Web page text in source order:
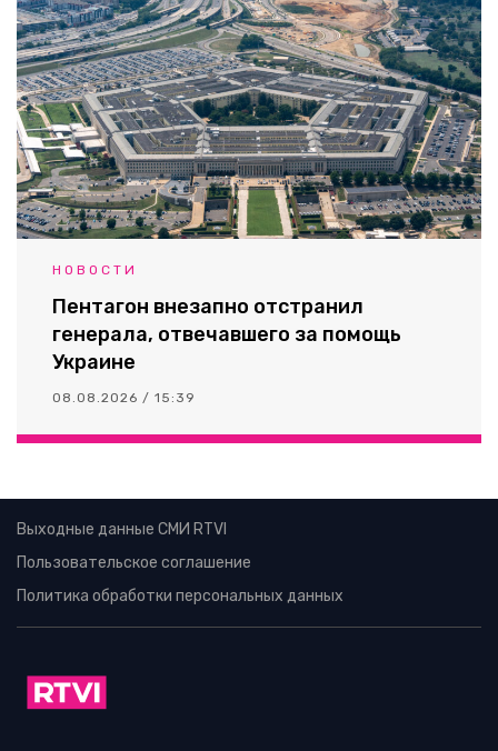
НОВОСТИ
Пентагон внезапно отстранил
генерала, отвечавшего за помощь
Украине
08.08.2026 / 15:39
Выходные данные СМИ RTVI
Пользовательское соглашение
Политика обработки персональных данных